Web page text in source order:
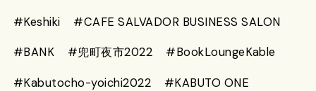
#Keshiki #CAFE SALVADOR BUSINESS SALON
#BANK #兜町夜市2022 #BookLoungeKable
#Kabutocho-yoichi2022 #KABUTO ONE